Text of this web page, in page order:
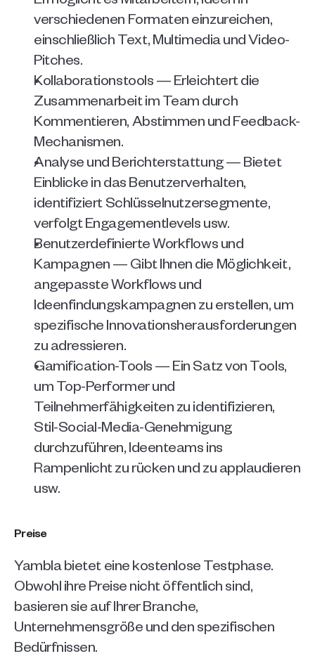
verschiedenen Formaten einzureichen,
einschließlich Text, Multimedia und Video-
Pitches.
Kollaborationstools — Erleichtert die
Zusammenarbeit im Team durch
Kommentieren, Abstimmen und Feedback-
Mechanismen.
Analyse und Berichterstattung — Bietet
Einblicke in das Benutzerverhalten,
identifiziert Schlüsselnutzersegmente,
verfolgt Engagementlevels usw.
Benutzerdefinierte Workflows und
Kampagnen — Gibt Ihnen die Möglichkeit,
angepasste Workflows und
Ideenfindungskampagnen zu erstellen, um
spezifische Innovationsherausforderungen
zu adressieren.
Gamification-Tools — Ein Satz von Tools,
um Top-Performer und
Teilnehmerfähigkeiten zu identifizieren,
Stil-Social-Media-Genehmigung
durchzuführen, Ideenteams ins
Rampenlicht zu rücken und zu applaudieren
usw.
Preise
Yambla bietet eine kostenlose Testphase.
Obwohl ihre Preise nicht öffentlich sind,
basieren sie auf Ihrer Branche,
Unternehmensgröße und den spezifischen
Bedürfnissen.